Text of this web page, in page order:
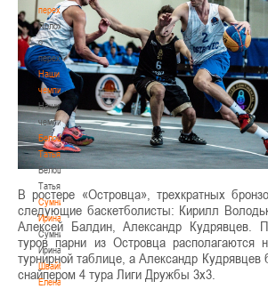
переходах
Положение
о
переходах
Наши
чемпионы
Наши
чемпионы
Белошапко
Татьяна
Белошапко
Татьяна
Сумникова
Ирина
Сумникова
Ирина
Швайбович
Елена
В ростере «Островца», трехкратных
следующие баскетболисты: Кирилл
Алексей Балдин, Александр Кудрявцев.
туров парни из Островца располагаются
турнирной таблице, а Александр
снайпером 4 тура Лиги Дружбы 3х3.